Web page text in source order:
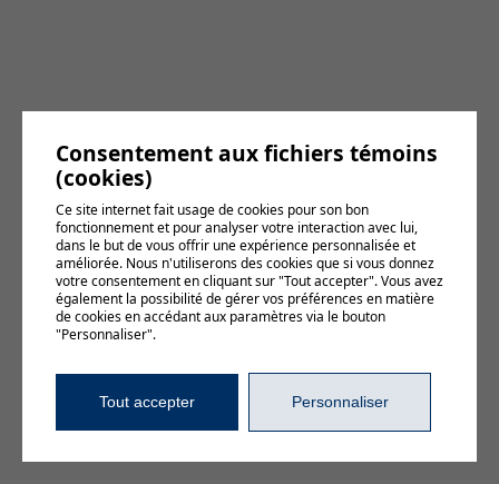
Consentement aux fichiers témoins
(cookies)
Ce site internet fait usage de cookies pour son bon
fonctionnement et pour analyser votre interaction avec lui,
dans le but de vous offrir une expérience personnalisée et
améliorée. Nous n'utiliserons des cookies que si vous donnez
votre consentement en cliquant sur "Tout accepter". Vous avez
également la possibilité de gérer vos préférences en matière
de cookies en accédant aux paramètres via le bouton
"Personnaliser".
Tout accepter Personnaliser